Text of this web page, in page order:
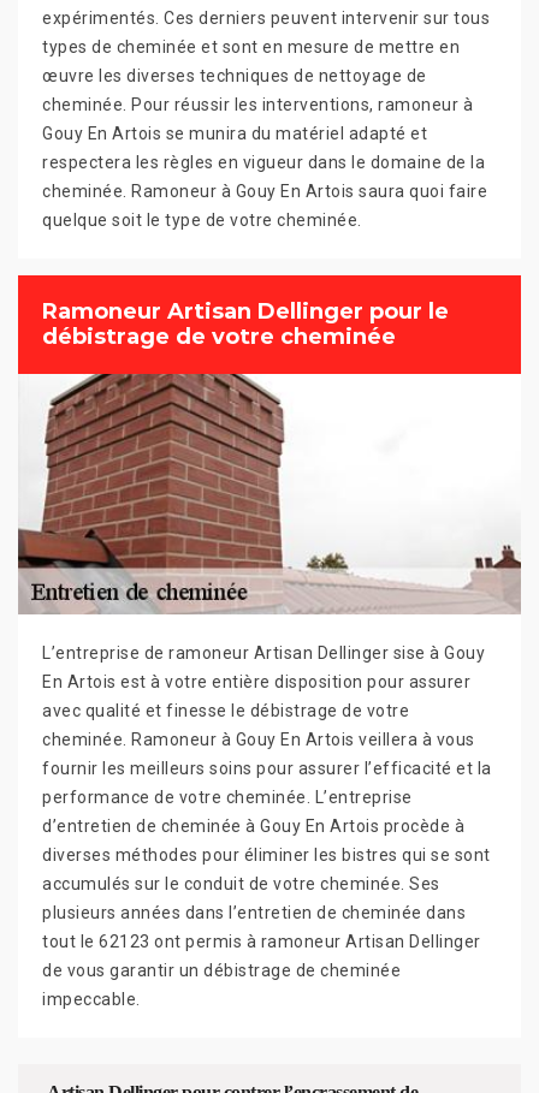
expérimentés. Ces derniers peuvent intervenir sur tous
types de cheminée et sont en mesure de mettre en
œuvre les diverses techniques de nettoyage de
cheminée. Pour réussir les interventions, ramoneur à
Gouy En Artois se munira du matériel adapté et
respectera les règles en vigueur dans le domaine de la
cheminée. Ramoneur à Gouy En Artois saura quoi faire
quelque soit le type de votre cheminée.
Ramoneur Artisan Dellinger pour le
débistrage de votre cheminée
L’entreprise de ramoneur Artisan Dellinger sise à Gouy
En Artois est à votre entière disposition pour assurer
avec qualité et finesse le débistrage de votre
cheminée. Ramoneur à Gouy En Artois veillera à vous
fournir les meilleurs soins pour assurer l’efficacité et la
performance de votre cheminée. L’entreprise
d’entretien de cheminée à Gouy En Artois procède à
diverses méthodes pour éliminer les bistres qui se sont
accumulés sur le conduit de votre cheminée. Ses
plusieurs années dans l’entretien de cheminée dans
tout le 62123 ont permis à ramoneur Artisan Dellinger
de vous garantir un débistrage de cheminée
impeccable.